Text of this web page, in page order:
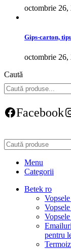
octombrie 26,
Gips-carton,
octombrie 26,
Caută
Facebook
Menu
Categorii
Betek ro
pentru